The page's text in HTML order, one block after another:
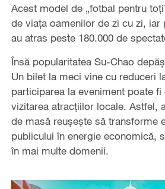
Acest model de „fotbal pentru
de viața oamenilor de zi cu zi, iar
au atras peste 180.000 de
Însă popularitatea Su-Chao
Un bilet la meci vine cu reduceri
participarea la eveniment poate
vizitarea atracțiilor locale. Astfel,
de masă reușește să transforme
publicului în energie economică,
în mai multe domenii.